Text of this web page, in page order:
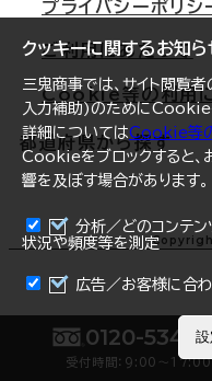
0120-534-
受付時間：9:00〜17:00
クッキーに関するお知ら
三鬼商事では、サイト閲覧
入力補助)のためにCookie
詳細についてはCookie等
Cookieをブロックすると、
響を及ぼす場合があります。
分析／どのコンテン
状況や頻度等を測定
広告／お客様に合
札幌
仙台
横浜
福岡
オフィスリポート
ログイン
プライバシーポリシ
ご利用にあたって
Cookie等の利用
都道府県から探す
北海道
青森県
宮城県